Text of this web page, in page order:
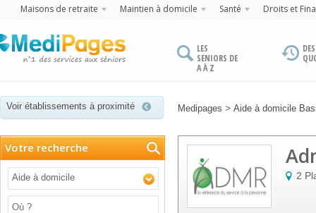
Maisons de retraite Maintien à domicile Santé Droits et
LES
SENIORS DE
A À Z
Voir établissements à proximité Medipages > Aide à domicile
Votre recherche
Aide à domicile 2